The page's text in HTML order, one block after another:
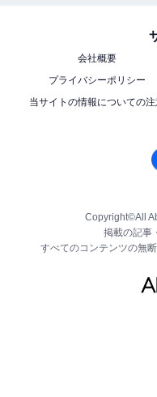
会社概要
プライバシーポリシー
当サイトの情報についての注
Copyright©All
掲載の記事
すべてのコンテンツの無